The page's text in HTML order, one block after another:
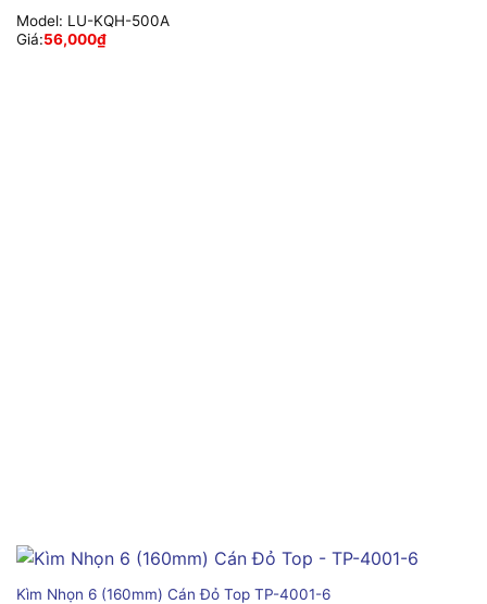
Model: LU-KQH-500A
Giá:56,000₫
Kìm Nhọn 6 (160mm) Cán Đỏ Top TP-4001-6